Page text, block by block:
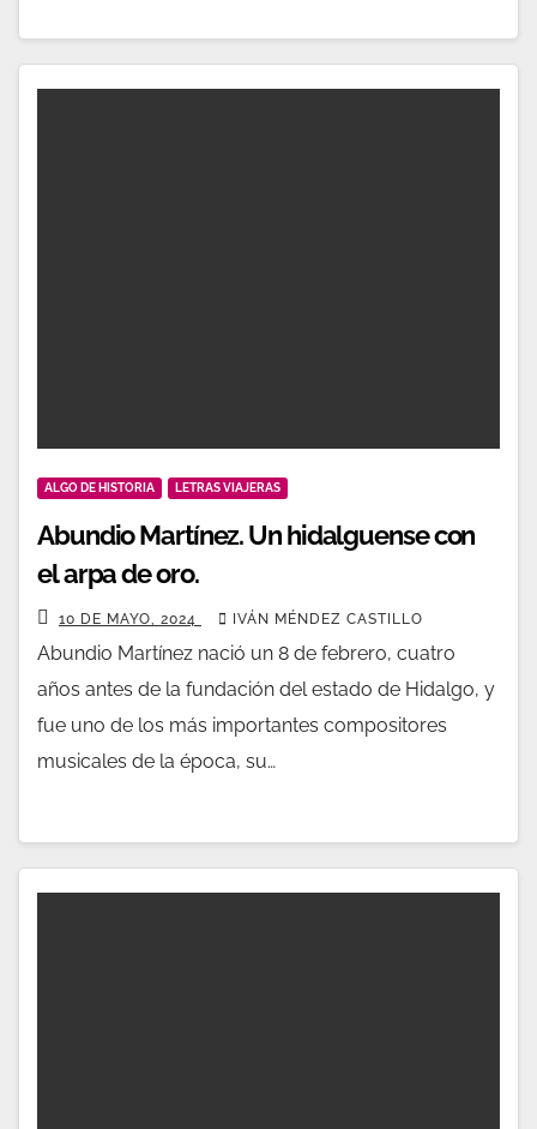
ALGO DE HISTORIA LETRAS VIAJERAS
Abundio Martínez. Un hidalguense con
el arpa de oro.
10 DE MAYO, 2024 IVÁN MÉNDEZ CASTILLO
Abundio Martínez nació un 8 de febrero, cuatro
años antes de la fundación del estado de Hidalgo, y
fue uno de los más importantes compositores
musicales de la época, su…